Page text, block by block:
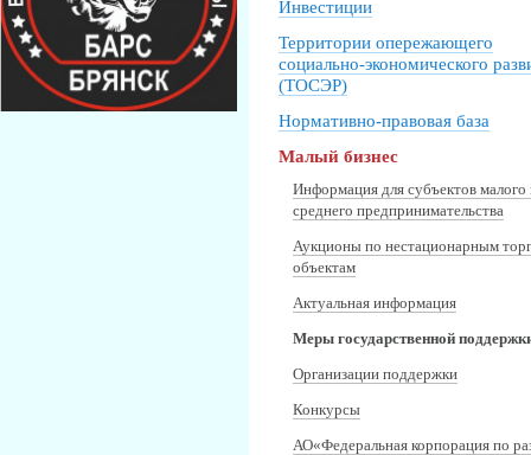
Инвестиции
Территории опережающего
социально-экономического
(ТОСЭР)
Нормативно-правовая база
Малый бизнес
Информация для субъектов малого
среднего предпринимательства
Аукционы по нестационарным
объектам
Актуальная информация
Меры государственной
Организации поддержки
Конкурсы
АО«Федеральная корпорация по